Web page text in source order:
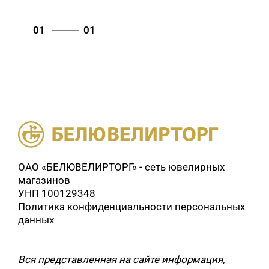
01 01
ОАО «БЕЛЮВЕЛИРТОРГ» - сеть ювелирных
магазинов
УНП 100129348
Политика конфиденциальности персональных
данных
Вся представленная на сайте информация,